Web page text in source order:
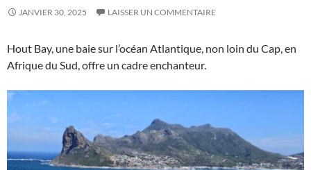
JANVIER 30, 2025 LAISSER UN COMMENTAIRE
Hout Bay, une baie sur l’océan Atlantique, non loin du Cap, en
Afrique du Sud, offre un cadre enchanteur.